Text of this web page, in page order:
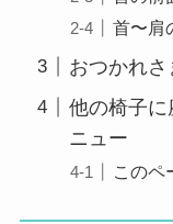
首〜肩
おつかれさ
他の椅子に
ニュー
このペ